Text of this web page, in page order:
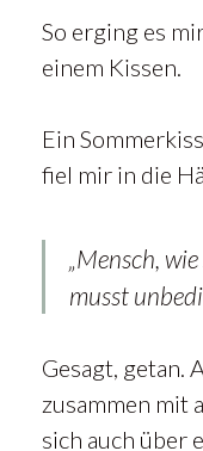
So erging es
einem Kissen.
Ein
fiel mir in die
„Mensch,
musst
Gesagt, getan.
zusammen mit
sich auch über